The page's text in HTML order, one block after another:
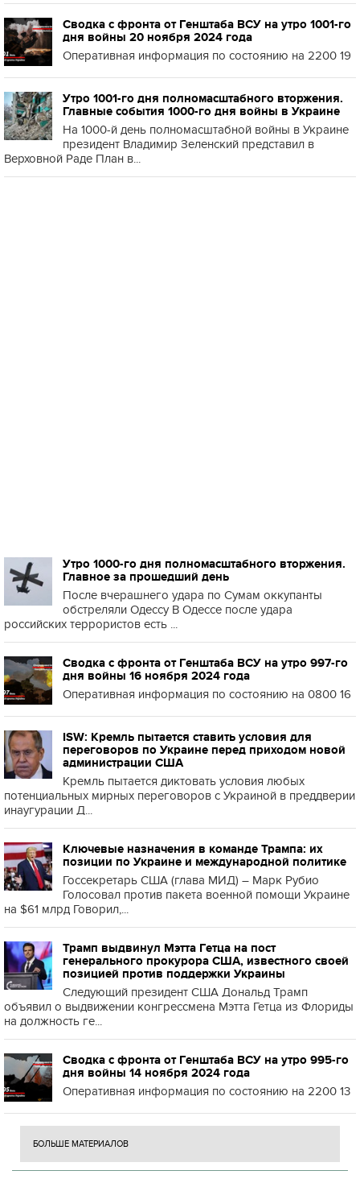
Сводка с фронта от Генштаба ВСУ на утро 1001-го
дня войны 20 ноября 2024 года
Оперативная информация по состоянию на 2200 19
Утро 1001-го дня полномасштабного вторжения.
Главные события 1000-го дня войны в Украине
На 1000-й день полномасштабной войны в Украине
президент Владимир Зеленский представил в
Верховной Раде План в...
Утро 1000-го дня полномасштабного вторжения.
Главное за прошедший день
После вчерашнего удара по Сумам оккупанты
обстреляли Одессу В Одессе после удара
российских террористов есть ...
Сводка с фронта от Генштаба ВСУ на утро 997-го
дня войны 16 ноября 2024 года
Оперативная информация по состоянию на 0800 16
ISW: Кремль пытается ставить условия для
переговоров по Украине перед приходом новой
администрации США
Кремль пытается диктовать условия любых
потенциальных мирных переговоров с Украиной в преддверии
инаугурации Д...
Ключевые назначения в команде Трампа: их
позиции по Украине и международной политике
Госсекретарь США (глава МИД) – Марк Рубио
Голосовал против пакета военной помощи Украине
на $61 млрд Говорил,...
Трамп выдвинул Мэтта Гетца на пост
генерального прокурора США, известного своей
позицией против поддержки Украины
Следующий президент США Дональд Трамп
объявил о выдвижении конгрессмена Мэтта Гетца из Флориды
на должность ге...
Сводка с фронта от Генштаба ВСУ на утро 995-го
дня войны 14 ноября 2024 года
Оперативная информация по состоянию на 2200 13
БОЛЬШЕ МАТЕРИАЛОВ